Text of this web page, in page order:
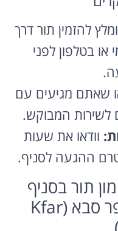
בטלפון לפני
שאתם מגיעים עם
לשירות המבוקש.
וודאו את שעות
ההגעה לסניף.
תור בסניף
הביטוח הלאומי בכפר סבא (Kfar